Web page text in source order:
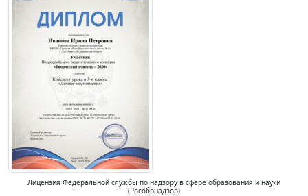
Лицензия Федеральной службы по надзору в сфере образования и науки
(Рособрнадзор)